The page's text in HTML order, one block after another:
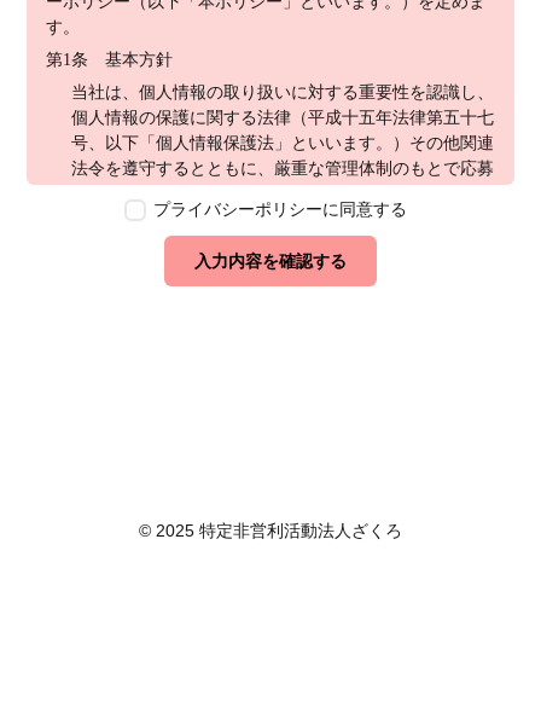
す。
第1条　基本方針
当社は、個人情報の取り扱いに対する重要性を認識し、
個人情報の保護に関する法律（平成十五年法律第五十七
号、以下「個人情報保護法」といいます。）その他関連
法令を遵守するとともに、厳重な管理体制のもとで応募
本ウェブサイトで取得する個人情報に限り適用されるも
のとします。
第2条　個人情報の定義
情報取扱事業者が、開示、内容の訂正、追加又は削除、
プライバシーポリシーに同意する
入力内容を確認する
© 2025 特定非営利活動法人ざくろ